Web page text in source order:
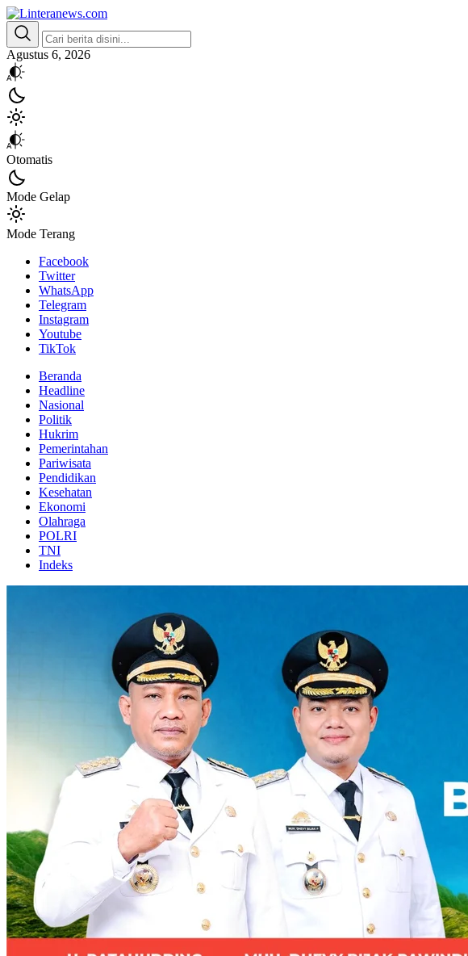
Linteranews.com
Lintas Informasi Tercepat dan Akurat
Agustus 6, 2026
Otomatis
Mode Gelap
Mode Terang
Facebook
Twitter
WhatsApp
Telegram
Instagram
Youtube
TikTok
Beranda
Headline
Nasional
Politik
Hukrim
Pemerintahan
Pariwisata
Pendidikan
Kesehatan
Ekonomi
Olahraga
POLRI
TNI
Indeks